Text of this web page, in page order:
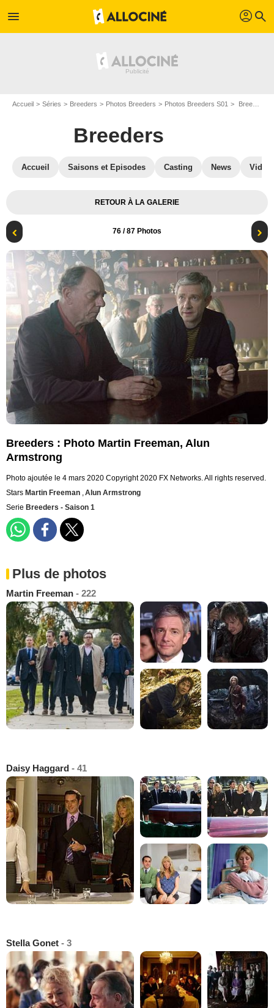
menu profil search
Accueil Séries Breeders Photos Breeders Photos Breeders S01 Breeders - Saison 1 : Breeders : Photo Martin Freeman, Alun Armstrong
Breeders
Accueil Saisons et Episodes Casting News
RETOUR À LA GALERIE
76 / 87 Photos
Breeders : Photo Martin Freeman, Alun
Armstrong
Photo ajoutée le 4 mars 2020 Copyright 2020 FX Networks. All rights reserved.
Stars Martin Freeman ,Alun Armstrong
Serie Breeders - Saison 1
Plus de photos
Martin Freeman - 222
Daisy Haggard - 41
Stella Gonet - 3